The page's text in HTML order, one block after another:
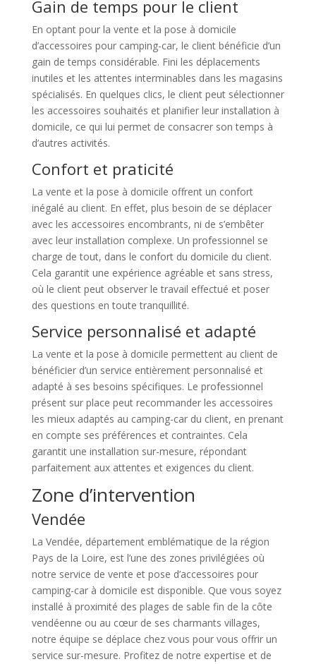
Gain de temps pour le client
En optant pour la vente et la pose à domicile
d’accessoires pour camping-car, le client bénéficie d’un
gain de temps considérable. Fini les déplacements
inutiles et les attentes interminables dans les magasins
spécialisés. En quelques clics, le client peut sélectionner
les accessoires souhaités et planifier leur installation à
domicile, ce qui lui permet de consacrer son temps à
d’autres activités.
Confort et praticité
La vente et la pose à domicile offrent un confort
inégalé au client. En effet, plus besoin de se déplacer
avec les accessoires encombrants, ni de s’embêter
avec leur installation complexe. Un professionnel se
charge de tout, dans le confort du domicile du client.
Cela garantit une expérience agréable et sans stress,
où le client peut observer le travail effectué et poser
des questions en toute tranquillité.
Service personnalisé et adapté
La vente et la pose à domicile permettent au client de
bénéficier d’un service entièrement personnalisé et
adapté à ses besoins spécifiques. Le professionnel
présent sur place peut recommander les accessoires
les mieux adaptés au camping-car du client, en prenant
en compte ses préférences et contraintes. Cela
garantit une installation sur-mesure, répondant
parfaitement aux attentes et exigences du client.
Zone d’intervention
Vendée
La Vendée, département emblématique de la région
Pays de la Loire, est l’une des zones privilégiées où
notre service de vente et pose d’accessoires pour
camping-car à domicile est disponible. Que vous soyez
installé à proximité des plages de sable fin de la côte
vendéenne ou au cœur de ses charmants villages,
notre équipe se déplace chez vous pour vous offrir un
service sur-mesure. Profitez de notre expertise et de